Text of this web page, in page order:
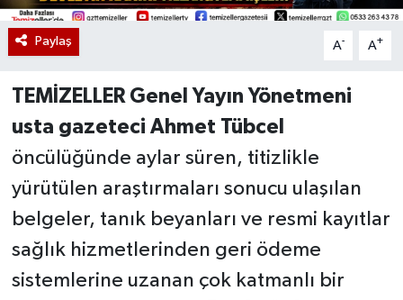
Paylaş A- A+
TEMİZELLER Genel Yayın Yönetmeni
usta gazeteci Ahmet Tübcel
öncülüğünde aylar süren, titizlikle
yürütülen araştırmaları sonucu ulaşılan
belgeler, tanık beyanları ve resmi kayıtlar
sağlık hizmetlerinden geri ödeme
sistemlerine uzanan çok katmanlı bir